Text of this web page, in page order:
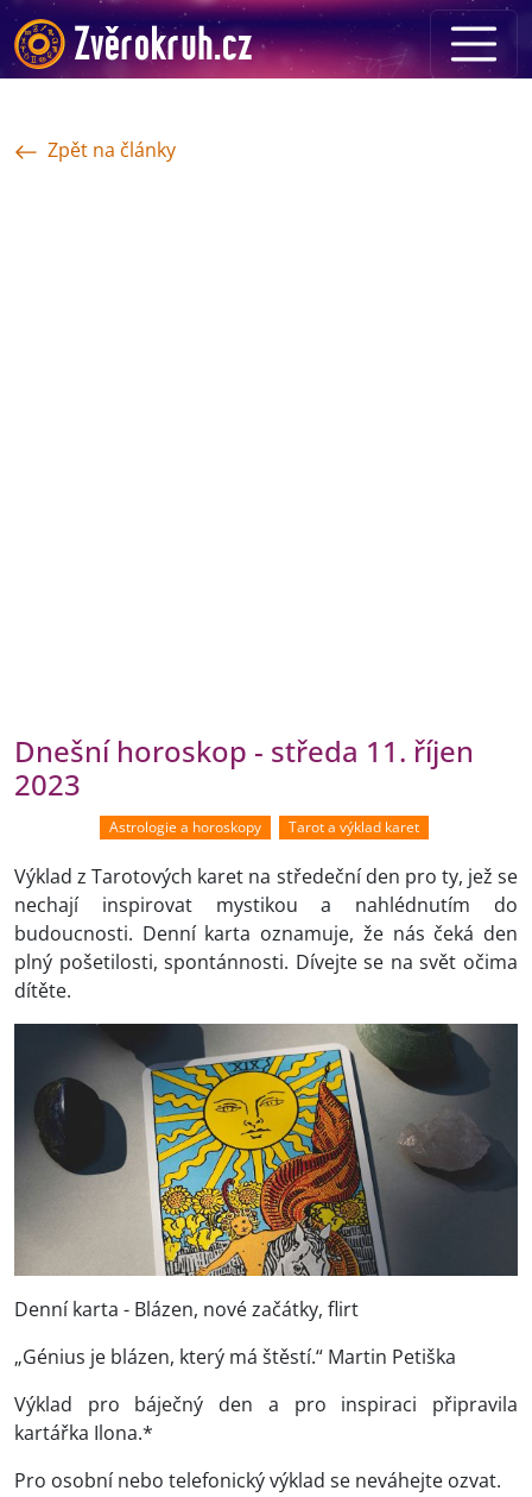
Zpět na články
Dnešní horoskop - středa 11. říjen
2023
Astrologie a horoskopy Tarot a výklad karet
Výklad z Tarotových karet na středeční den pro ty, jež se
nechají inspirovat mystikou a nahlédnutím do
budoucnosti. Denní karta oznamuje, že nás čeká den
plný pošetilosti, spontánnosti. Dívejte se na svět očima
dítěte.
Denní karta - Blázen, nové začátky, flirt
„Génius je blázen, který má štěstí.“ Martin Petiška
Výklad pro báječný den a pro inspiraci připravila
kartářka Ilona.*
Pro osobní nebo telefonický výklad se neváhejte ozvat.